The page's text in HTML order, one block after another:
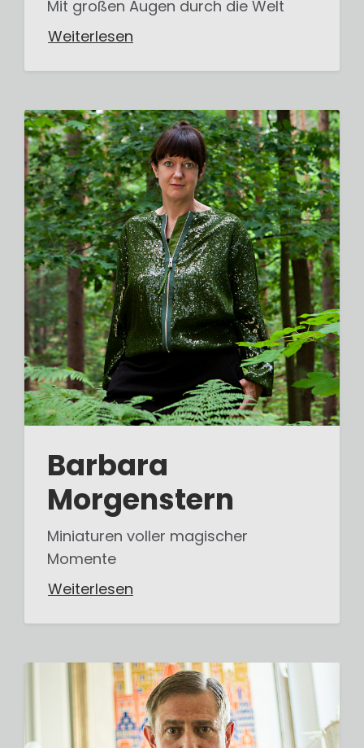
Mit großen Augen durch die Welt
Weiterlesen
Barbara
Morgenstern
Miniaturen voller magischer
Momente
Weiterlesen